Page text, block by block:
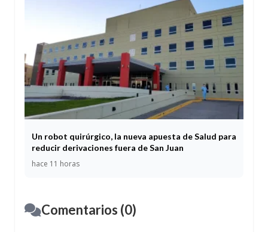
Un robot quirúrgico, la nueva apuesta de Salud para
reducir derivaciones fuera de San Juan
hace 11 horas
Comentarios (0)